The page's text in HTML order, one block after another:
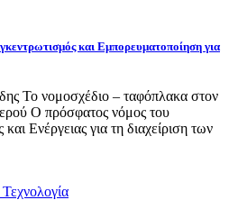
και Εμπορευματοποίηση για
Το νομοσχέδιο – ταφόπλακα στον
Ο πρόσφατος νόμος του
Ενέργειας για τη διαχείριση των